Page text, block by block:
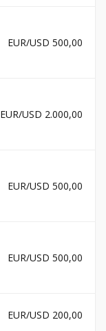
EUR/USD 500,00
EUR/USD 2.000,00
EUR/USD 500,00
EUR/USD 500,00
EUR/USD 200,00